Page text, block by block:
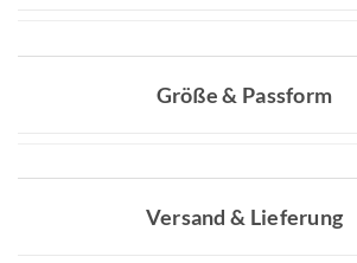
Größe & Passform
Versand & Lieferung